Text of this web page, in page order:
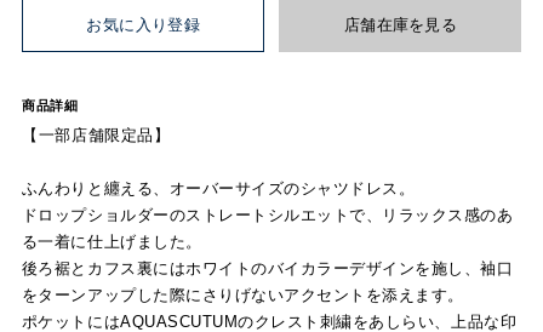
お気に入り登録 店舗在庫を見る
商品詳細
【一部店舗限定品】
ふんわりと纏える、オーバーサイズのシャツドレス。
ドロップショルダーのストレートシルエットで、リラックス感のあ
る一着に仕上げました。
後ろ裾とカフス裏にはホワイトのバイカラーデザインを施し、袖口
をターンアップした際にさりげないアクセントを添えます。
ポケットにはAQUASCUTUMのクレスト刺繍をあしらい、上品な印